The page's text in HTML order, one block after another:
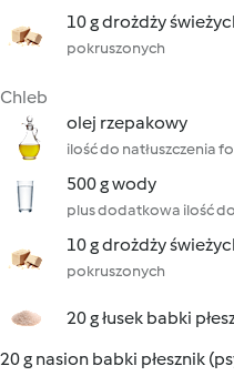
10 g drożdży
pokruszonych
Chleb
olej rzepakowy
ilość do natłuszczenia
500 g wody
plus dodatkowa ilość
10 g drożdży
pokruszonych
20 g łusek babki
20 g nasion babki płesznik